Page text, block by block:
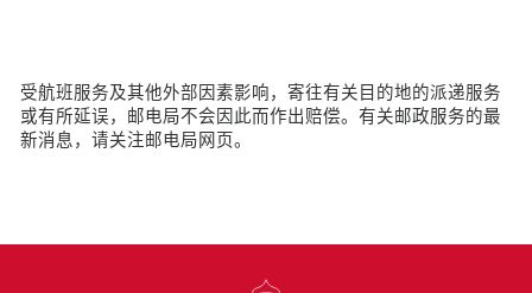
受航班服务及其他外部因素影响，寄往有关目的地的派递服务
或有所延误，邮电局不会因此而作出赔偿。有关邮政服务的最
新消息，请关注邮电局网页。